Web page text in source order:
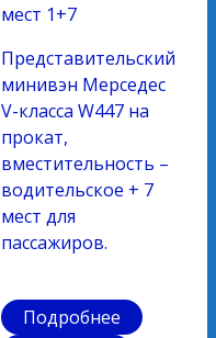
мест 1+7
Представительский
минивэн Мерседес
V-класса W447 на
прокат,
вместительность –
водительское + 7
мест для
пассажиров.
Подробнее